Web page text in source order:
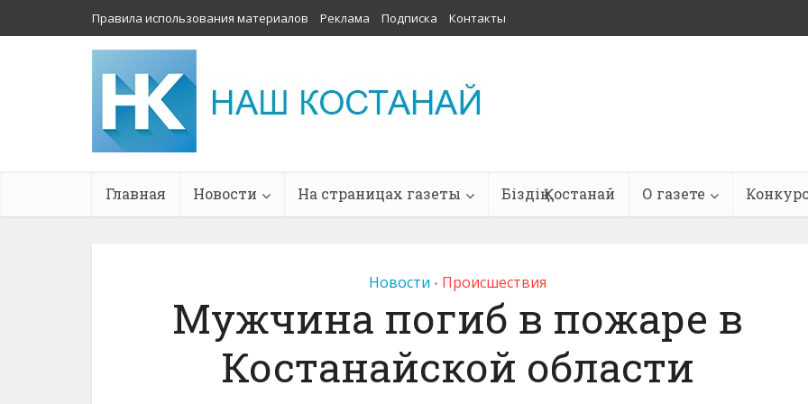
Правила использования материалов Реклама Подписка Контакты
Главная Новости На страницах газеты Біздің Қостанай О газете
Новости • Проиcшествия
Мужчина погиб в пожаре в
Костанайской области